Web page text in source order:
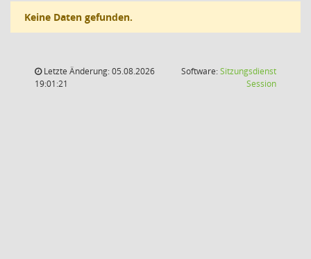
Keine Daten gefunden.
Letzte Änderung: 05.08.2026
19:01:21
Software:Sitzungsdienst
Session(Wird in